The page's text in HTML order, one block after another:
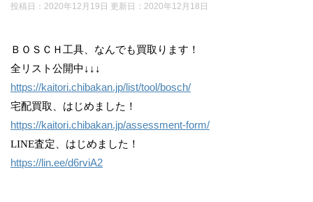
投稿日：2020年12月19日 更新日： 2020年12月18日
ＢＯＳＣＨ工具、なんでも買取ります！
全リスト公開中↓↓↓
https://kaitori.chibakan.jp/list/tool/bosch/
宅配買取、はじめました！
https://kaitori.chibakan.jp/assessment-form/
LINE査定、はじめました！
https://lin.ee/d6rviA2